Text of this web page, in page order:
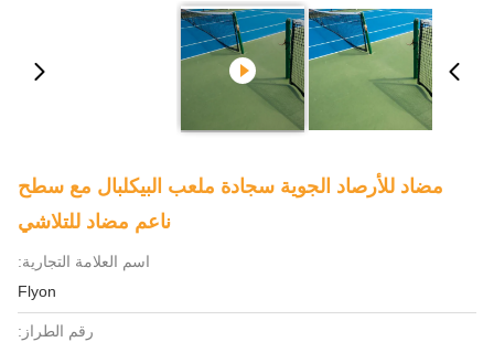
مضاد للأرصاد الجوية سجادة ملعب البيكلبال مع سطح
ناعم مضاد للتلاشي
اسم العلامة التجارية:
Flyon
رقم الطراز: